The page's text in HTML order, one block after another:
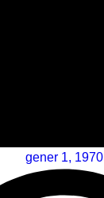
gener 1, 1970